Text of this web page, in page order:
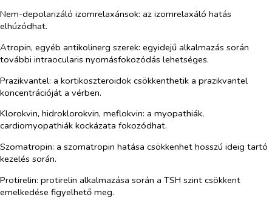
Nem-depolarizáló izomrelaxánsok: az izomrelaxáló hatás
elhúzódhat.
Atropin, egyéb antikolinerg szerek: egyidejű alkalmazás során
további intraocularis nyomásfokozódás lehetséges.
Prazikvantel: a kortikoszteroidok csökkenthetik a prazikvantel
koncentrációját a vérben.
Klorokvin, hidroklorokvin, meflokvin: a myopathiák,
cardiomyopathiák kockázata fokozódhat.
Szomatropin: a szomatropin hatása csökkenhet hosszú ideig tartó
kezelés során.
Protirelin: protirelin alkalmazása során a TSH szint csökkent
emelkedése figyelhető meg.